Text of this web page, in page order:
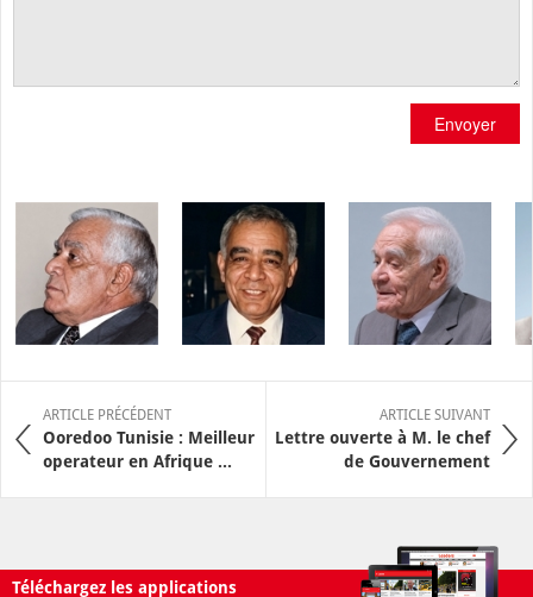
Envoyer
ARTICLE PRÉCÉDENT
Ooredoo Tunisie : Meilleur
operateur en Afrique ...
ARTICLE SUIVANT
Lettre ouverte à M. le chef
de Gouvernement
Téléchargez les applications